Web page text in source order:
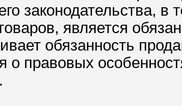
законодательства, в
является
обязанность
о правовых